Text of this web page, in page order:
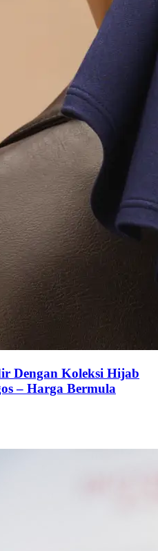
Dengan Koleksi Hijab
– Harga Bermula